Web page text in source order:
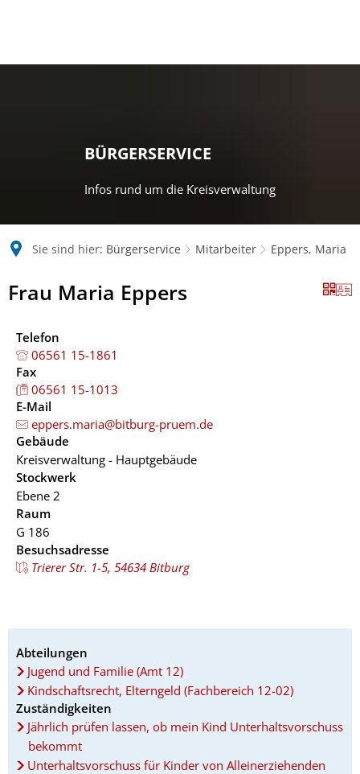
BÜRGERSERVICE
Infos rund um die Kreisverwaltung
Sie sind hier: Bürgerservice Mitarbeiter Eppers, Maria
Frau Maria Eppers
Telefon
06561 15-1861
Fax
06561 15-1013
E-Mail
eppers.maria@bitburg-pruem.de
Gebäude
Kreisverwaltung - Hauptgebäude
Stockwerk
Ebene 2
Raum
G 186
Besuchsadresse
Trierer Str. 1-5, 54634 Bitburg
Abteilungen
Jugend und Familie (Amt 12)
Kindschaftsrecht, Elterngeld (Fachbereich 12-02)
Zuständigkeiten
Jährlich prüfen lassen, ob mein Kind Unterhaltsvorschuss
bekommt
Unterhaltsvorschuss für Kinder von Alleinerziehenden